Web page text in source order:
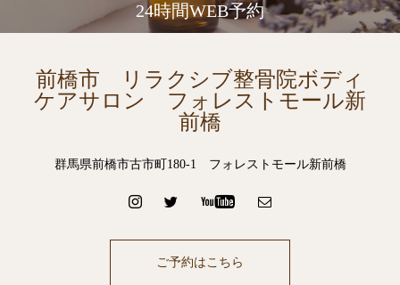
24時間WEB予約
前橋市 リラクシブ整骨院ボディ
ケアサロン フォレストモール新
前橋
群馬県前橋市古市町180-1 フォレストモール新前橋
ご予約はこちら